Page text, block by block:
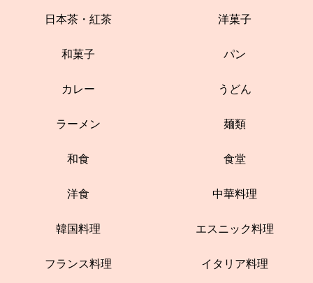
日本茶・紅茶 洋菓子
和菓子 パン
カレー うどん
ラーメン 麺類
和食 食堂
洋食 中華料理
韓国料理 エスニック料理
フランス料理 イタリア料理